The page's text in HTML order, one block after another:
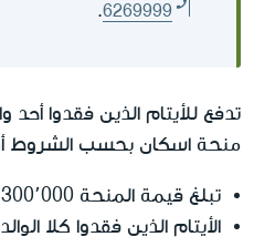
6269999
.
تدفع للأيتام الذين فقدوا أحد
منحة اسكان بحسب الشروط
تبلغ قيمة المنحة 300٬000 شيكل جديد.
الأيتام الذين فقدوا كلا